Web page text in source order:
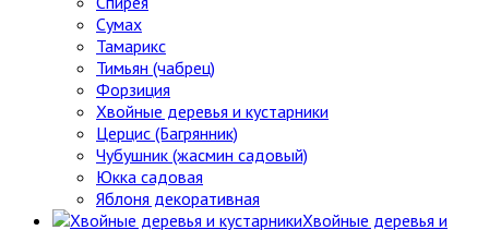
Сумах
Тамарикс
Тимьян (чабрец)
Форзиция
Хвойные деревья и кустарники
Церцис (Багрянник)
Чубушник (жасмин садовый)
Юкка садовая
Яблоня декоративная
Хвойные деревья и